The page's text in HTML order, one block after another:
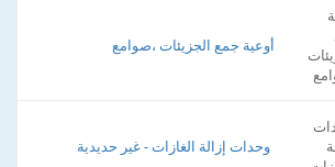
أوعية جمع الجزيئات ،صوامع
وحدات إزالة الغازات - غير حديدية